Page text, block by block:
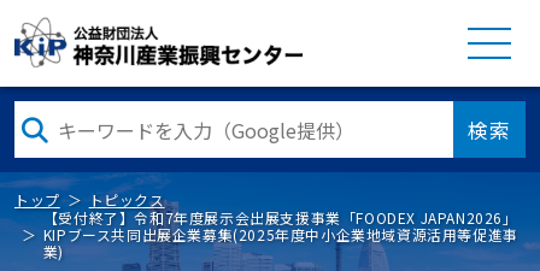
検索
トップ
トピックス
【受付終了】令和7年度展示会出展支援事業「FOODEX JAPAN2026」
KIPブース共同出展企業募集(2025年度中小企業地域資源活用等促進事
業)